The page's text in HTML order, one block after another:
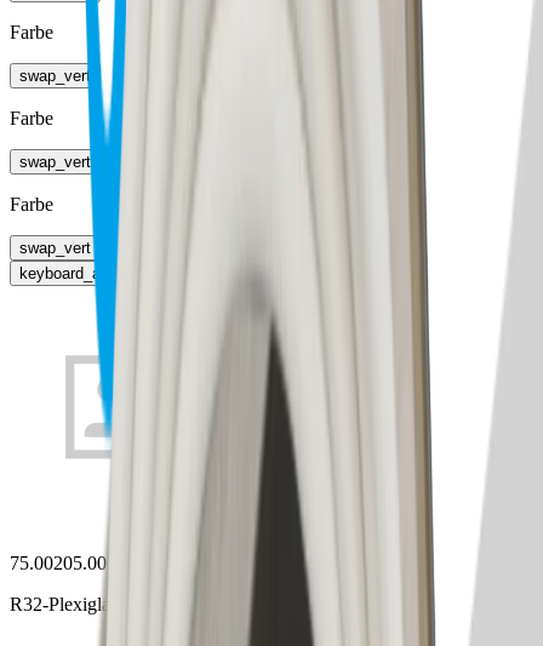
Farbe
swap_vert
Farbe
swap_vert
Farbe
swap_vert
keyboard_arrow_right
75.00205.00
R32-Plexiglasabdeckung 321mm